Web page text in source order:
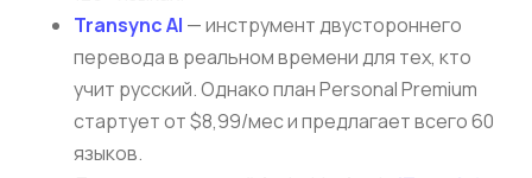
Transync AI — инструмент двустороннего
перевода в реальном времени для тех, кто
учит русский. Однако план Personal Premium
стартует от $8,99/мес и предлагает всего 60
языков.